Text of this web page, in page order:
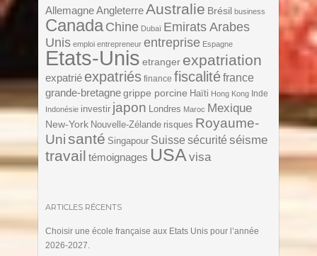
Allemagne AngleterreAustralie Brésil business
Canada Chine Dubaï Emirats Arabes
Unis emploi entrepreneur entreprise Espagne
Etats-Unis etranger expatriation
expatrié expatriés finance fiscalitéfrance
grande-bretagne grippe porcine Haïti Hong Kong Inde
Indonésie investir japon Londres Maroc Mexique
New-York Nouvelle-Zélande risques Royaume-
Unisanté Singapour Suisse sécurité séisme
travail témoignages USAvisa
ARTICLES RÉCENTS
Choisir une école française aux Etats Unis pour l’année
2026-2027.